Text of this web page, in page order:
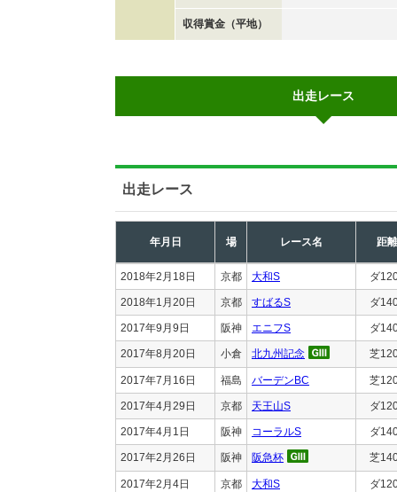
収得賞金（平地）
出走レース
出走レース
年月日 場 レース名 距離
2018年2月18日 京都 大和S ダ
2018年1月20日 京都 すばるS ダ
2017年9月9日 阪神 エニフS ダ
2017年8月20日 小倉 北九州記念 芝
2017年7月16日 福島 バーデンBC 芝
2017年4月29日 京都 天王山S ダ
2017年4月1日 阪神 コーラルS ダ
2017年2月26日 阪神 阪急杯 芝
2017年2月4日 京都 大和S ダ